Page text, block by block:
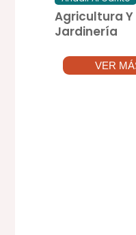
Agricultura Y
Jardinería
VER